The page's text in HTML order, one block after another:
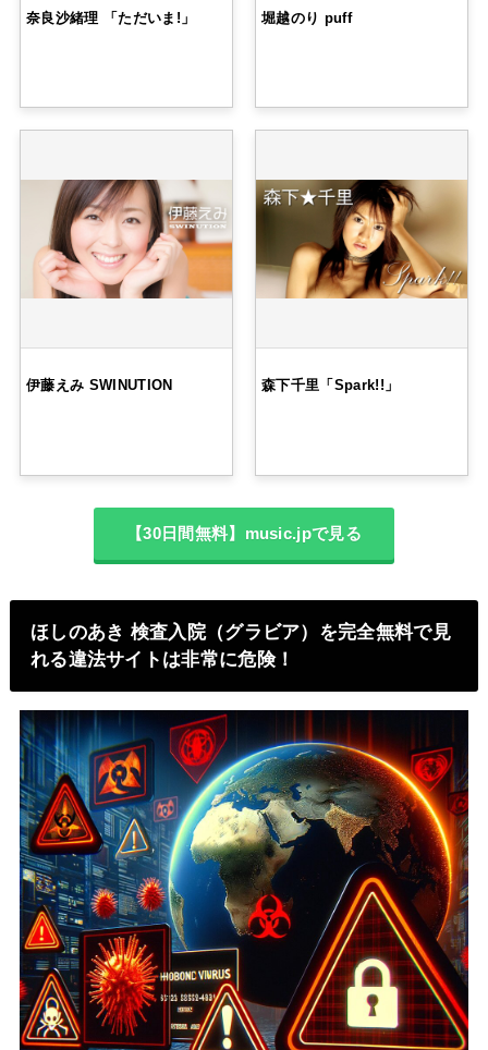
奈良沙緒理 「ただいま!」 堀越のり puff
伊藤えみ SWINUTION 森下千里「Spark!!」
【30日間無料】music.jpで見る
ほしのあき 検査入院（グラビア）を完全無料で見
れる違法サイトは非常に危険！